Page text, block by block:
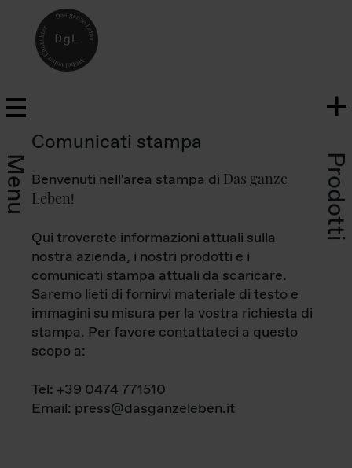
Menu Prodotti
Comunicati stampa
Benvenuti nell'area stampa di Das ganze
Leben!
Qui troverete informazioni attuali sulla
nostra azienda, i nostri prodotti e i
comunicati stampa attuali da scaricare.
Saremo lieti di fornirvi materiale di testo e
immagini su misura per la vostra richiesta di
stampa. Per favore contattateci a questo
scopo a:
Tel: +39 0474 771510
Email: press@dasganzeleben.it